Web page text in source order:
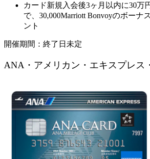
カード新規入会後3ヶ月以内に30万
で、30,000Marriott Bonvoyのボーナ
ント
開催期間：終了日未定
ANA・アメリカン・エキスプレス